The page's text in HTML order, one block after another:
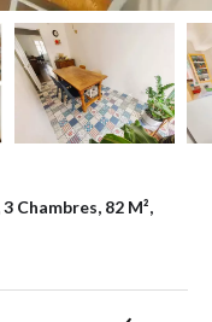
Chambres, 82 M²,